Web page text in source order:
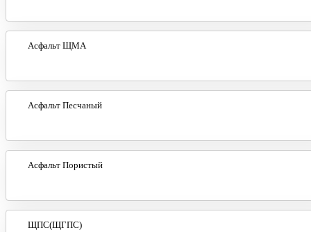
Асфальт ЩМА
Асфальт Песчаный
Асфальт Пористый
ЩПС(ЩГПС)